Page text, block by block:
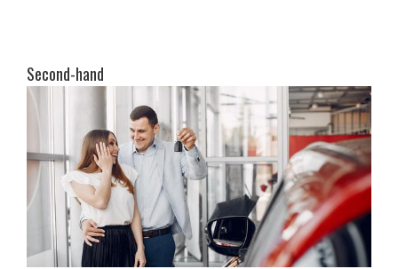
Second-hand